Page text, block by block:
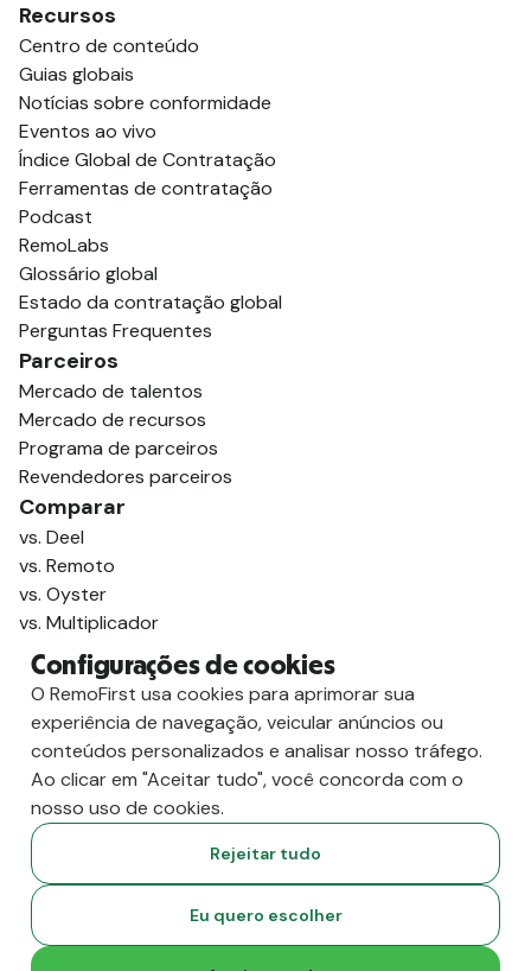
Recursos
Centro de conteúdo
Guias globais
Notícias sobre conformidade
Eventos ao vivo
Índice Global de Contratação
Ferramentas de contratação
Podcast
RemoLabs
Glossário global
Estado da contratação global
Perguntas Frequentes
Parceiros
Mercado de talentos
Mercado de recursos
Programa de parceiros
Revendedores parceiros
Comparar
vs. Deel
vs. Remoto
vs. Oyster
vs. Multiplicador
RemoFirst Inc. Criado com 💚 remotamente, de
casa.
Termos e condições
Configurações de cookies
O RemoFirst usa cookies para aprimorar sua
experiência de navegação, veicular anúncios ou
conteúdos personalizados e analisar nosso tráfego.
Ao clicar em "Aceitar tudo", você concorda com o
nosso uso de cookies.
Rejeitar tudo
Eu quero escolher